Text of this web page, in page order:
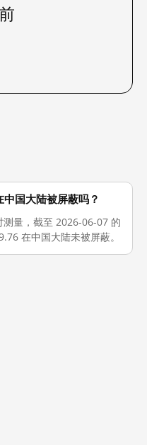
国大陆被屏蔽吗？
量，截至 2026-06-07 的
在中国大陆未被屏蔽。